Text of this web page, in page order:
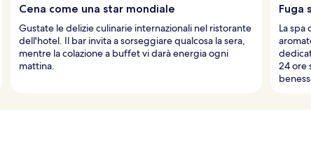
Cena come una star mondiale
Gustate le delizie culinarie internazionali nel ristorante
dell'hotel. Il bar invita a sorseggiare qualcosa la sera,
mentre la colazione a buffet vi darà energia ogni
mattina.
Fuga
La spa
24 ore